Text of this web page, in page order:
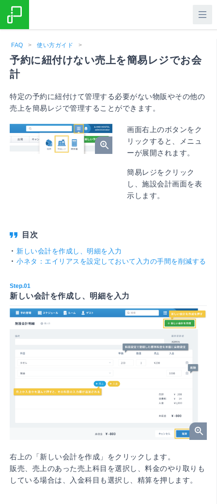
FAQ > 使い方ガイド >
予約に紐付けない売上を簡易レジでお会
計
特定の予約に紐付けて管理する必要がない物販やその他の
売上を簡易レジで管理することができます。
画面右上のボタンをク
リックすると、メニュ
ーが展開されます。
簡易レジをクリック
し、施設会計画面を表
示します。
新しい会計を作成し、明細を入力
小ネタ：エイリアスを設定しておいて入力の手間を削減する
新しい会計を作成し、明細を入力
右上の「新しい会計を作成」をクリックします。
販売、売上のあった売上科目を選択し、料金のやり取りも
している場合は、入金科目も選択し、精算を押します。